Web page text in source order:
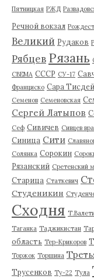
Пятницкая РЖД
Речной вокзал
Великий Рудаков
Рябцев Рязань
СВЕМА СССР СУ-17
Франциско Сара
Семенов Семеновская
Сергей Латыпов
Сеф Сивичев Сивцев
Синица Сити
Солянка Сорокин
Рязанский Сретенский
Старица Статкевич
Студеникин
Сходня
Таганка Таджикистан
область Тер-Крикоров
Торжок Торшина
Трусенков Ту-22 Тула